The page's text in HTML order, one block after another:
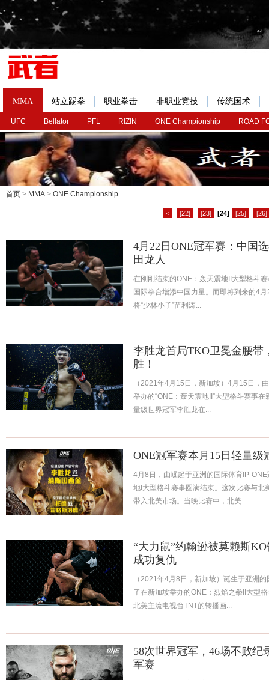
MMA
UFC Bellator PFL RIZIN ONE Championship ROAD
站立踢拳 职业拳击 非职业竞技 传统国术
首页 > MMA > ONE Championship
< [22] [23] [24] [25] [26]
4月22日ONE冠军赛：中国
田龙人
在刚刚结束的ONE：轰天震地II大型格斗
国际拳台增添中国力量。而即将到来的4
将“少林小子”苗利涛...
李胜龙首局TKO卫冕金腰带
胜！
（2021年4月15日，新加坡）4月15日，
举办的“ONE：轰天震地II”大型格斗赛事
量级世界冠军李胜龙在...
ONE冠军赛本月15日轻量级
4月8日，由崛起于亚洲的国际体育IP-
地I大型格斗赛事圆满结束。这次比赛与北
带入北美市场。当晚比赛中，北美...
“大力鼠”约翰逊被莫赖斯
成功复仇
（2021年4月8日，新加坡）诞生于亚洲
了在新加坡举办的ONE：烈焰之拳II大型
北美主流电视台TNT的转播画...
58次世界冠军，46场不败纪
军赛